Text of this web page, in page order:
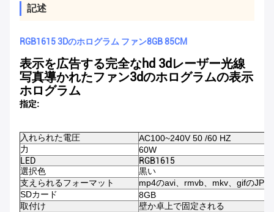
記述
RGB1615 3Dのホログラム ファン8GB 85CM
表示を広告する完全なhd 3dレーザー光線
写真導かれたファン3dのホログラムの表示
ホログラム
指定:
入れられた電圧
AC100~240V 50 /60 HZ
力
60W
LED
RGB1615
選択色
黒い
支えられるフォーマット
mp4のavi、rmvb、mkv、gifのJPG
SDカード
8GB
取付け
壁か卓上で固定される